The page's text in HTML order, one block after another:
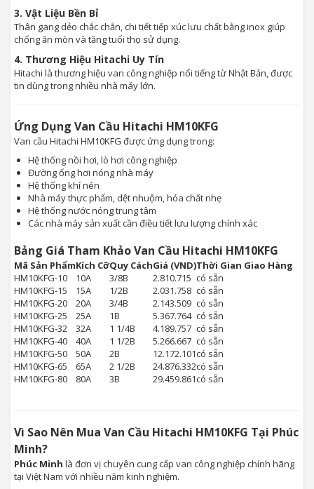
3. Vật Liệu Bền Bỉ
Thân gang dẻo chắc chắn, chi tiết tiếp xúc lưu chất bằng inox giúp
chống ăn mòn và tăng tuổi thọ sử dụng.
4. Thương Hiệu Hitachi Uy Tín
Hitachi là thương hiệu van công nghiệp nổi tiếng từ Nhật Bản, được
tin dùng trong nhiều nhà máy lớn.
Ứng Dụng Van Cầu Hitachi HM10KFG
Van cầu Hitachi HM10KFG được ứng dụng trong:
Hệ thống nồi hơi, lò hơi công nghiệp
Đường ống hơi nóng nhà máy
Hệ thống khí nén
Nhà máy thực phẩm, dệt nhuộm, hóa chất nhẹ
Hệ thống nước nóng trung tâm
Các nhà máy sản xuất cần điều tiết lưu lượng chính xác
Bảng Giá Tham Khảo Van Cầu Hitachi HM10KFG
Mã Sản PhẩmKích CỡQuy CáchGiá (VND)Thời Gian Giao Hàng
HM10KFG-10
10A 3/8B 2.810.715 có sẵn
HM10KFG-15
15A 1/2B 2.031.758 có sẵn
HM10KFG-20
20A 3/4B 2.143.509 có sẵn
HM10KFG-25
25A 1B 5.367.764 có sẵn
HM10KFG-32
32A 1 1/4B 4.189.757 có sẵn
HM10KFG-40
40A 1 1/2B 5.266.667 có sẵn
HM10KFG-50
50A 2B 12.172.101có sẵn
HM10KFG-65
65A 2 1/2B 24.876.332có sẵn
HM10KFG-80
80A 3B 29.459.861có sẵn
Vì Sao Nên Mua Van Cầu Hitachi HM10KFG Tại Phúc
Minh?
Phúc Minh là đơn vị chuyên cung cấp van công nghiệp chính hãng
tại Việt Nam với nhiều năm kinh nghiệm.